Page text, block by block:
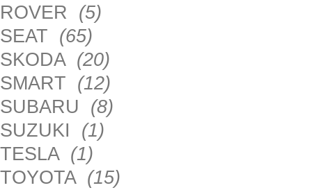
ROVER (5)
SEAT (65)
SKODA (20)
SMART (12)
SUBARU (8)
SUZUKI (1)
TESLA (1)
TOYOTA (15)